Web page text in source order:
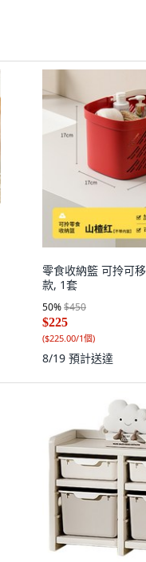
零食收納籃 可拎可
款, 1套
50%$450
$225
($225.00/1個)
8/19 預計送達